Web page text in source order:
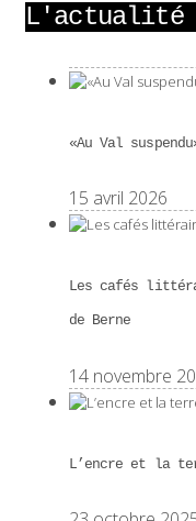
L'actualité
«Au Val
15 avril 2026
Les cafés
de Berne
14 novembre
L’encre et la